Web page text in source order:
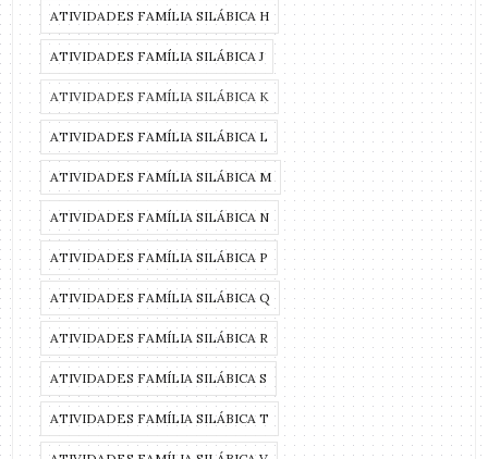
ATIVIDADES FAMÍLIA SILÁBICA H
ATIVIDADES FAMÍLIA SILÁBICA J
ATIVIDADES FAMÍLIA SILÁBICA K
ATIVIDADES FAMÍLIA SILÁBICA L
ATIVIDADES FAMÍLIA SILÁBICA M
ATIVIDADES FAMÍLIA SILÁBICA N
ATIVIDADES FAMÍLIA SILÁBICA P
ATIVIDADES FAMÍLIA SILÁBICA Q
ATIVIDADES FAMÍLIA SILÁBICA R
ATIVIDADES FAMÍLIA SILÁBICA S
ATIVIDADES FAMÍLIA SILÁBICA T